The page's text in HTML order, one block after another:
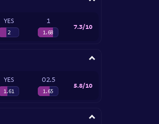
YES
2
1
1.68
7.3/10
YES
1.61
O2.5
1.65
5.8/10